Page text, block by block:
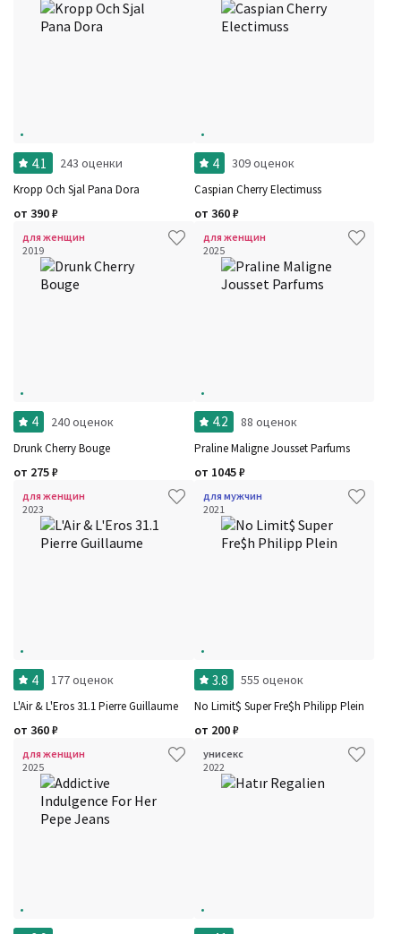
Сбросить
Ароматы за последние годы
4.1 243 оценки
Kropp Och Sjal Pana Dora
от 390₽
4 309 оценок
Caspian Cherry Electimuss
от 360₽
для женщин
2019
4 240 оценок
Drunk Cherry Bouge
от 275₽
для женщин
2025
4.2 88 оценок
Praline Maligne Jousset Parfums
от 1045₽
для женщин
2023
4 177 оценок
L'Air & L'Eros 31.1 Pierre Guillaume
от 360₽
для мужчин
2021
3.8 555 оценок
No Limit$ Super Fre$h Philipp Plein
от 200₽
для женщин
2025
унисекс
2022